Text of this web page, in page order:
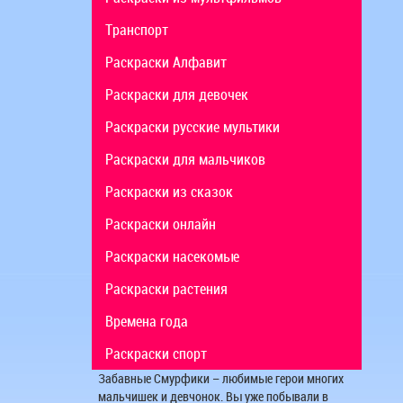
Транспорт
Раскраски Алфавит
Раскраски для девочек
Раскраски русские мультики
Раскраски для мальчиков
Раскраски из сказок
Раскраски онлайн
Раскраски насекомые
Раскраски растения
Времена года
Раскраски спорт
Забавные Смурфики – любимые герои многих
мальчишек и девчонок. Вы уже побывали в